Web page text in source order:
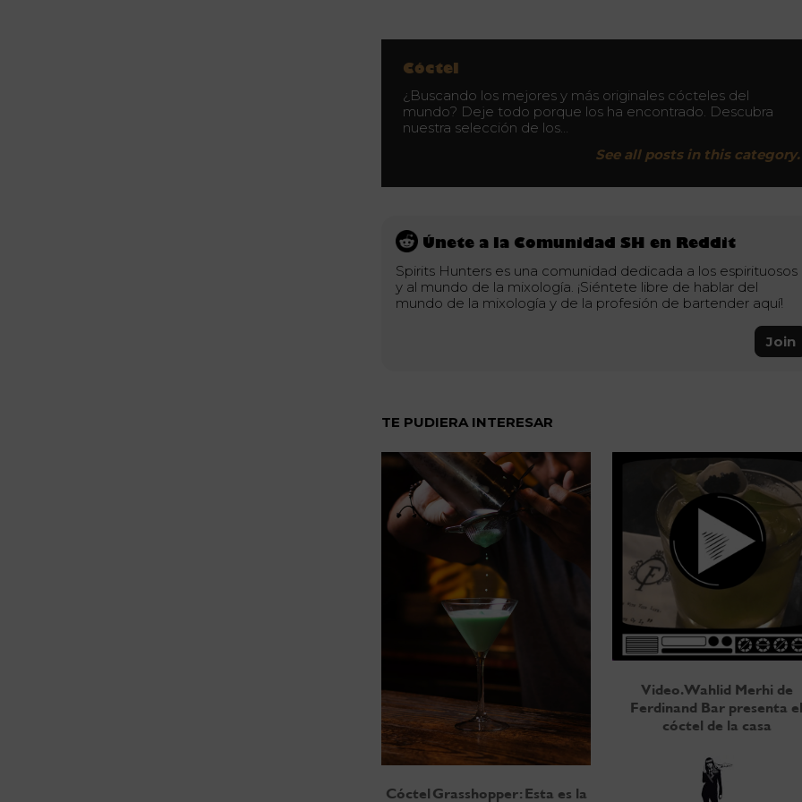
Cóctel
¿Buscando los mejores y más originales cócteles del
mundo? Deje todo porque los ha encontrado. Descubra
nuestra selección de los…
See all posts in this category.
Únete a la Comunidad SH en Reddit
Spirits Hunters es una comunidad dedicada a los espirituosos
y al mundo de la mixología. ¡Siéntete libre de hablar del
mundo de la mixología y de la profesión de bartender aquí!
Join
TE PUDIERA INTERESAR
Cóctel Grasshopper: Esta es la
Video. Wahlid Merhi de
Ferdinand Bar presenta
cóctel de la casa